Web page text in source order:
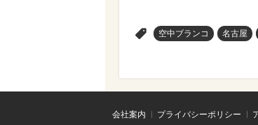
空中ブランコ 名古屋
会社案内 プライバシーポリシー